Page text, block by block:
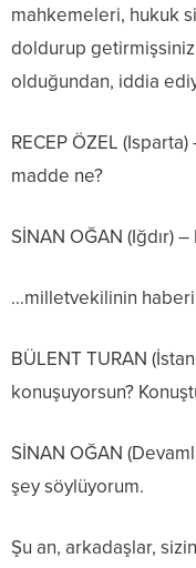
mahkemeleri, hukuk
doldurup
olduğundan, iddia
RECEP ÖZEL
madde ne?
SİNAN OĞAN (Iğdır)
…milletvekilinin
BÜLENT TURAN
konuşuyorsun?
SİNAN OĞAN
şey söylüyorum.
Şu an, arkadaşlar,